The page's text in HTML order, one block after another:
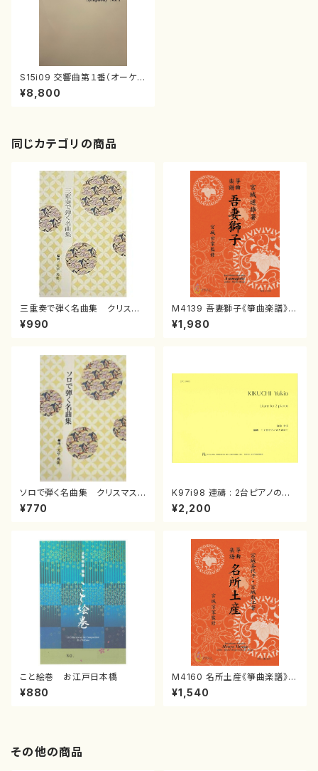
S15i09 交響曲第１番（オーケス
トラ/鈴木匡/楽譜）
¥8,800
同じカテゴリの商品
三重奏で弾く名曲集 クリスマ
スメドレー( 箏2/大平光美 編
曲/楽譜）
¥990
M4139 吾妻獅子《箏曲楽譜》
（箏/宮城道雄著・宮城宗家監修/
箏曲古典楽譜）
¥1,980
ソロで弾く名曲集 クリスマス・
イブ／恋人がサンタクロース(
箏独奏 /大平光美 編曲/楽
¥770
K97i98 連禱 : 2台ピアノのた
めの（2 Pianos / 菊池 幸夫 /
楽譜）
¥2,200
こと絵巻 お江戸日本橋
¥880
M4160 名所土産《箏曲楽譜》
（箏/宮城喜代子・宮城数江著・
宮城宗家監修/箏曲古典楽譜）
¥1,540
その他の商品